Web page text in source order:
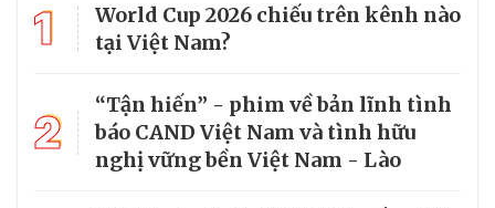
1
World Cup 2026 chiếu trên kênh nào
tại Việt Nam?
2
“Tận hiến” - phim về bản lĩnh tình
báo CAND Việt Nam và tình hữu
nghị vững bền Việt Nam - Lào